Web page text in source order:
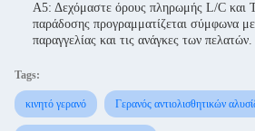
Α5: Δεχόμαστε όρους πληρωμής L/C και
παράδοσης προγραμματίζεται σύμφωνα
παραγγελίας και τις ανάγκες των πελατών.
Tags:
κινητό γερανό Γερανός αντιολισθητικών